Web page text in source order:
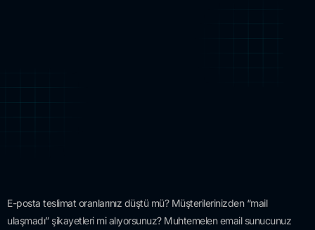
E-posta teslimat oranlarınız düştü mü? Müşterilerinizden “mail
ulaşmadı” şikayetleri mi alıyorsunuz? Muhtemelen email sunucunuz